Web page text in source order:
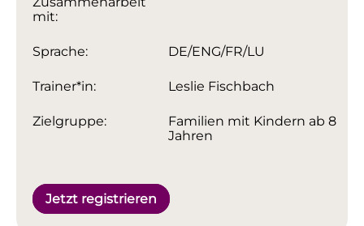
mit:
Sprache: DE/ENG/FR/LU
Trainer*in: Leslie Fischbach
Zielgruppe:
Familien mit Kindern ab 8
Jahren
Jetzt registrieren